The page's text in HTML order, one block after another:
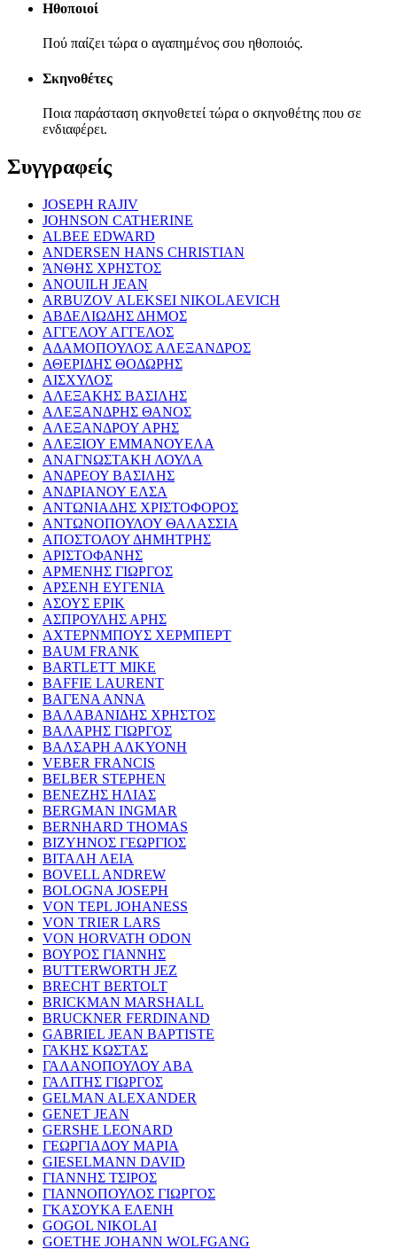
Ηθοποιοί
Πού παίζει τώρα ο αγαπημένος σου ηθοποιός.
Σκηνοθέτες
Ποια παράσταση σκηνοθετεί τώρα ο σκηνοθέτης που σε
ενδιαφέρει.
Συγγραφείς
JOSEPH RAJIV
JOHNSON CATHERINE
ALBEE EDWARD
ANDERSEN HANS CHRISTIAN
ΆΝΘΗΣ ΧΡΗΣΤΟΣ
ANOUILH JEAN
ARBUZOV ALEKSEI NIKOLAEVICH
ΑΒΔΕΛΙΩΔΗΣ ΔΗΜΟΣ
ΑΓΓΕΛΟΥ ΑΓΓΕΛΟΣ
ΑΔΑΜΟΠΟΥΛΟΣ ΑΛΕΞΑΝΔΡΟΣ
ΑΘΕΡΙΔΗΣ ΘΟΔΩΡΗΣ
ΑΙΣΧΥΛΟΣ
ΑΛΕΞΑΚΗΣ ΒΑΣΙΛΗΣ
ΑΛΕΞΑΝΔΡΗΣ ΘΑΝΟΣ
ΑΛΕΞΑΝΔΡΟΥ ΑΡΗΣ
ΑΛΕΞΙΟΥ ΕΜΜΑΝΟΥΕΛΑ
ΑΝΑΓΝΩΣΤΑΚΗ ΛΟΥΛΑ
ΑΝΔΡΕΟΥ ΒΑΣΙΛΗΣ
ΑΝΔΡΙΑΝΟΥ ΕΛΣΑ
ΑΝΤΩΝΙΑΔΗΣ ΧΡΙΣΤΟΦΟΡΟΣ
ΑΝΤΩΝΟΠΟΥΛΟΥ ΘΑΛΑΣΣΙΑ
ΑΠΟΣΤΟΛΟΥ ΔΗΜΗΤΡΗΣ
ΑΡΙΣΤΟΦΑΝΗΣ
ΑΡΜΕΝΗΣ ΓΙΩΡΓΟΣ
ΑΡΣΕΝΗ ΕΥΓΕΝΙΑ
ΑΣΟΥΣ ΕΡΙΚ
ΑΣΠΡΟΥΛΗΣ ΑΡΗΣ
ΑΧΤΕΡΝΜΠΟΥΣ ΧΕΡΜΠΕΡΤ
BAUM FRANK
BARTLETT MIKE
BAFFIE LAURENT
ΒΑΓΕΝΑ ΑΝΝΑ
ΒΑΛΑΒΑΝΙΔΗΣ ΧΡΗΣΤΟΣ
ΒΑΛΑΡΗΣ ΓΙΩΡΓΟΣ
ΒΑΛΣΑΡΗ ΑΛΚΥΟΝΗ
VEBER FRANCIS
BELBER STEPHEN
ΒΕΝΕΖΗΣ ΗΛΙΑΣ
BERGMAN INGMAR
BERNHARD THOMAS
ΒΙΖΥΗΝΟΣ ΓΕΩΡΓΙΟΣ
ΒΙΤΑΛΗ ΛΕΙΑ
BOVELL ANDREW
BOLOGNA JOSEPH
VON TEPL JOHANESS
VON TRIER LARS
VON HORVATH ODON
ΒΟΥΡΟΣ ΓΙΑΝΝΗΣ
BUTTERWORTH JEZ
BRECHT BERTOLT
BRICKMAN MARSHALL
BRUCKNER FERDINAND
GABRIEL JEAN BAPTISTE
ΓΑΚΗΣ ΚΩΣΤΑΣ
ΓΑΛΑΝΟΠΟΥΛΟΥ ΑΒΑ
ΓΑΛΙΤΗΣ ΓΙΩΡΓΟΣ
GELMAN ALEXANDER
GENET JEAN
GERSHE LEONARD
ΓΕΩΡΓΙΑΔΟΥ ΜΑΡΙΑ
GIESELMANN DAVID
ΓΙΑΝΝΗΣ ΤΣΙΡΟΣ
ΓΙΑΝΝΟΠΟΥΛΟΣ ΓΙΩΡΓΟΣ
ΓΚΑΣΟΥΚΑ ΕΛΕΝΗ
GOGOL NIKOLAI
GOETHE JOHANN WOLFGANG